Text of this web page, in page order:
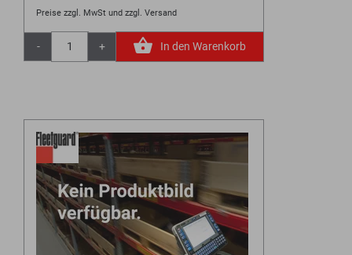
Preise zzgl. MwSt und zzgl. Versand
- + In den Warenkorb